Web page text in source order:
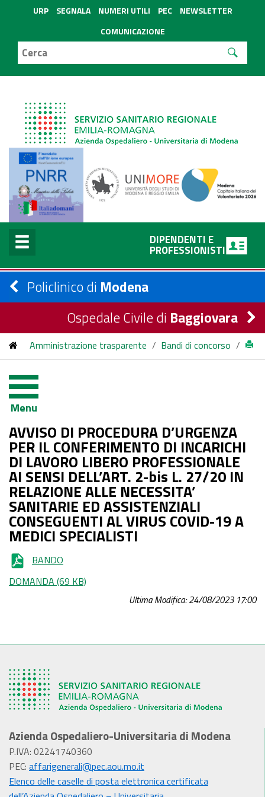
URP SEGNALA NUMERI UTILI PEC
NEWSLETTER
COMUNICAZIONE
DIPENDENTI E
PROFESSIONISTI
Policlinico di Modena
Ospedale Civile di Baggiovara
Amministrazione trasparente / Bandi di concorso /
AVVISO DI PROCEDURA D’URGENZA PER IL
CONFERIMENTO DI INCARICHI DI LAVORO LIBERO
PROFESSIONALE AI SENSI DELL’ART. 2-bis L. 27/20 IN
RELAZIONE ALLE NECESSITA’ SANITARIE ED ASSISTENZIALI
CONSEGUENTI AL VIRUS COVID-19 A MEDICI SPECIALISTI
Menu
AVVISO DI PROCEDURA D’URGENZA
PER IL CONFERIMENTO DI INCARICHI
DI LAVORO LIBERO PROFESSIONALE
AI SENSI DELL’ART. 2-bis L. 27/20 IN
RELAZIONE ALLE NECESSITA’
SANITARIE ED ASSISTENZIALI
CONSEGUENTI AL VIRUS COVID-19 A
MEDICI SPECIALISTI
BANDO
DOMANDA (69 KB)
Ultima Modifica: 24/08/2023 17:00
Azienda Ospedaliero-Universitaria di Modena
P.IVA: 02241740360
PEC: affarigenerali@pec.aou.mo.it
Elenco delle caselle di posta elettronica certificata